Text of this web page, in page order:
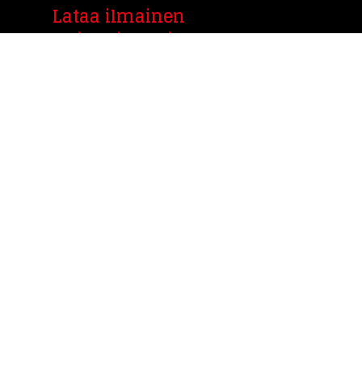
Lataa ilmainen
tarinallistamisen opas